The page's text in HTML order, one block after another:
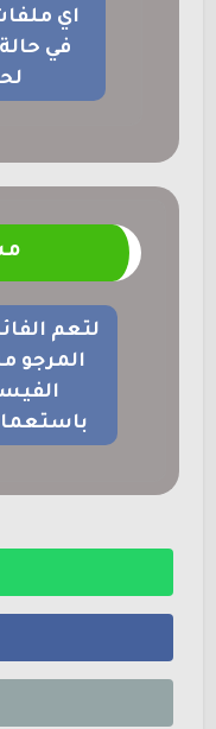
اي
في
لتعم
المرجو